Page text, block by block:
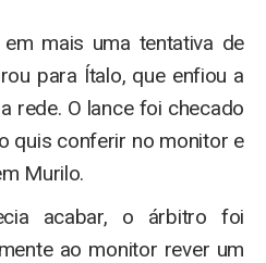
mais uma tentativa de
para Ítalo, que enfiou a
rede. O lance foi checado
quis conferir no monitor e
Murilo.
acabar, o árbitro foi
ao monitor rever um